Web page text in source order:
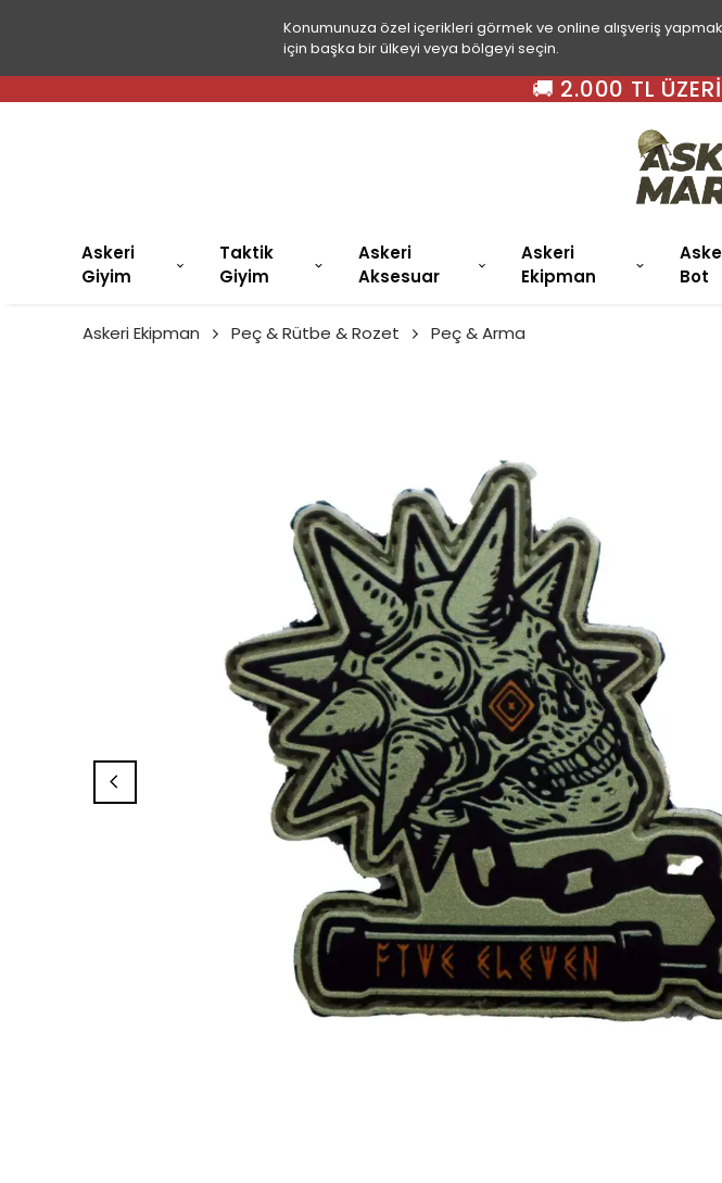
Konumunuza özel içerikleri görmek ve online alışveriş yapmak
için başka bir ülkeyi veya bölgeyi seçin.
🚚 2.000 TL
Askeri
Giyim
Taktik
Giyim
Askeri
Aksesuar
Askeri
Ekipman
Bot
Askeri Ekipman Peç & Rütbe & Rozet Peç & Arma